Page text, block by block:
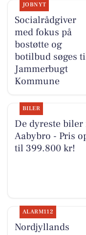
JOBNYT
Socialrådgiver
med fokus på
bostøtte og
botilbud søges
Jammerbugt
Kommune
BILER
De dyreste biler
Aabybro - Pris
til 399.800 kr!
ALARM112
Nordjyllands